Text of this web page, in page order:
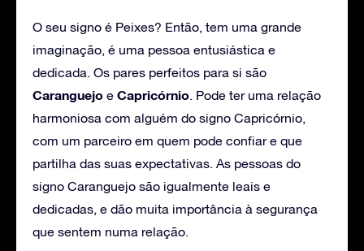
O seu signo é Peixes? Então, tem uma grande
imaginação, é uma pessoa entusiástica e
dedicada. Os pares perfeitos para si são
Caranguejo e Capricórnio. Pode ter uma relação
harmoniosa com alguém do signo Capricórnio,
com um parceiro em quem pode confiar e que
partilha das suas expectativas. As pessoas do
signo Caranguejo são igualmente leais e
dedicadas, e dão muita importância à segurança
que sentem numa relação.